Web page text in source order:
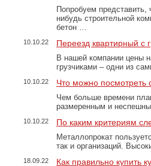
Попробуем представить,
нибудь строительной
бетон …
10.10.22 Переезд квартирный с
В нашей компании цены
грузчиками – одни из
10.10.22 Что можно посмотреть
Чем больше времени
размеренным и
10.10.22 По каким критериям
Металлопрокат
так и организаций.
18.09.22 Как правильно купить